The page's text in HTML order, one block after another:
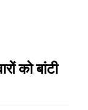
को बांटी